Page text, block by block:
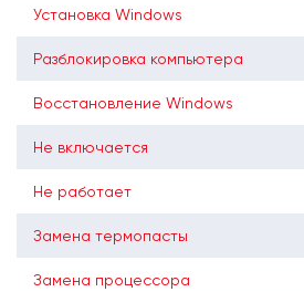
Установка Windows
Разблокировка компьютера
Восстановление Windows
Не включается
Не работает
Замена термопасты
Замена процессора